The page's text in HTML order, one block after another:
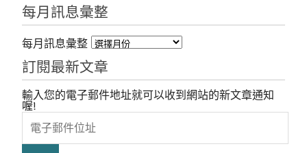
每月訊息彙整
每月訊息彙整
訂閱最新文章
輸入您的電子郵件地址就可以收到網站的新文章通知
喔!
電
子
郵